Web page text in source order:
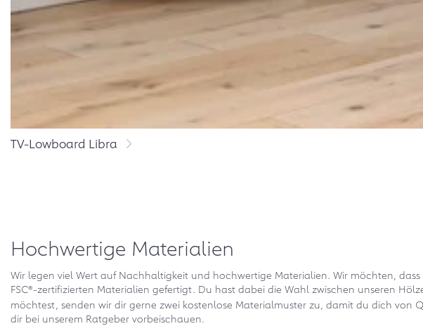
TV-Lowboard Libra
Hochwertige Materialien
Wir legen viel Wert auf Nachhaltigkeit und hochwertige Materialien. Wir möchten,
FSC®-zertifizierten Materialien gefertigt. Du hast dabei die Wahl zwischen unseren
möchtest, senden wir dir gerne zwei kostenlose Materialmuster zu, damit du dich
dir bei unserem Ratgeber vorbeischauen.